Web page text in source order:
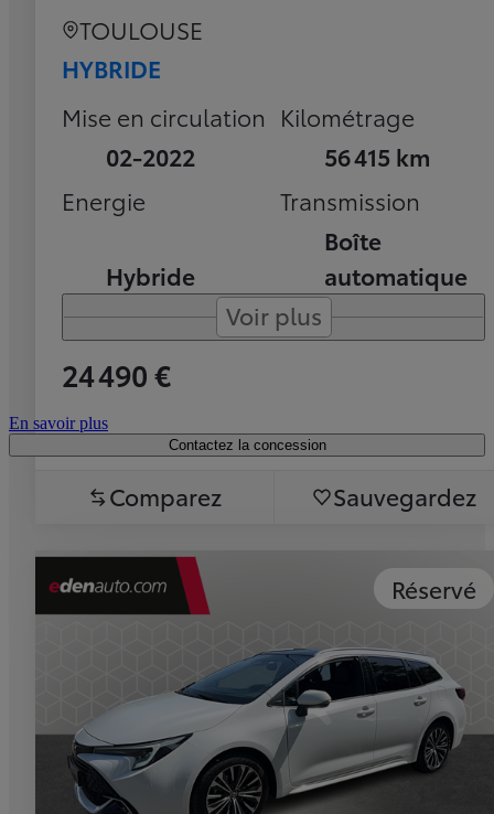
TOULOUSE
HYBRIDE
Mise en circulation
02-2022
Kilométrage
56 415 km
Energie
Hybride
Transmission
Boîte
automatique
Voir plus
24 490 €
En savoir plus
Contactez la concession
Comparez Sauvegardez
Réservé